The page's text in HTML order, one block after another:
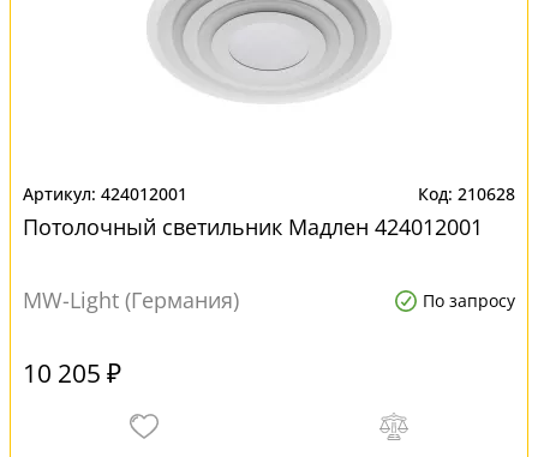
424012001 210628
Потолочный светильник Мадлен 424012001
MW-Light (Германия) По запросу
10 205 ₽